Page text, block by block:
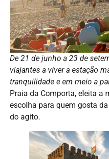
De 21 de junho a 23 de
viajantes a viver a estação
tranquilidade e em meio a
Praia da Comporta, eleita a
escolha para quem gosta
do agito.